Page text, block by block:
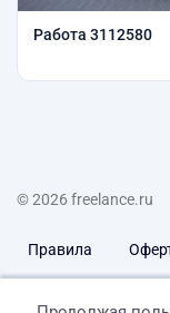
Работа 3112580
© 2026 freelance.ru
Правила